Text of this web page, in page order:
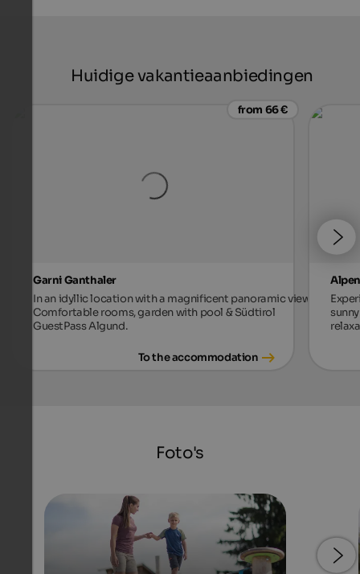
Huidige vakantieaanbiedingen
from 66 €
Garni Ganthaler
In an idyllic location with a magnificent panoramic view.
Comfortable rooms, garden with pool & Südtirol
GuestPass Algund.
To the accommodation
Foto's